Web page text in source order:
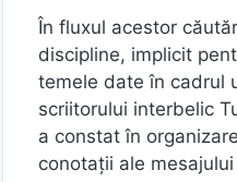
În fluxul acestor
discipline, implicit
temele date în cadrul
scriitorului interbelic
a constat în
conotații ale